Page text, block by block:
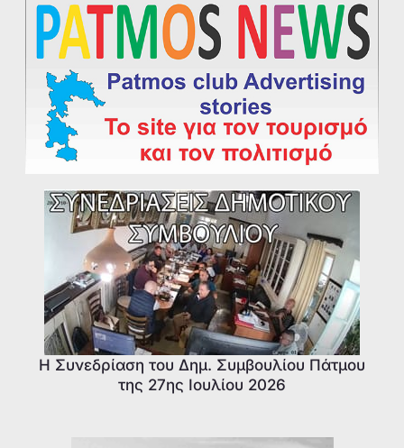
Η Συνεδρίαση του Δημ. Συμβουλίου Πάτμου
της 27ης Ιουλίου 2026